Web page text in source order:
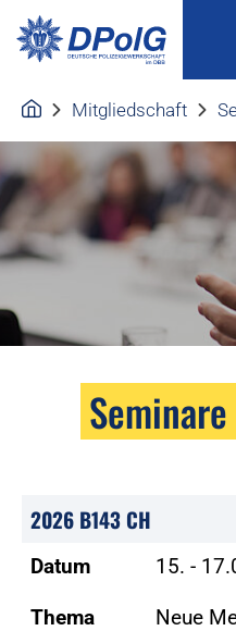
Mitgliedschaft
2026 B143 CH
Datum 15. -
Thema Neue